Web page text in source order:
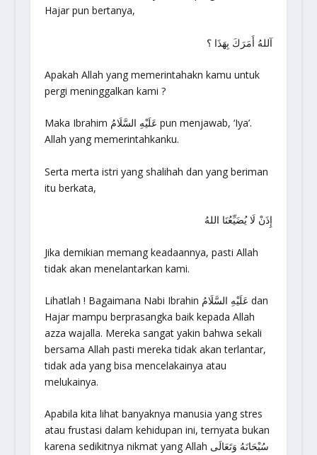
Hajar pun bertanya,
آللهُ أَمَرَكَ بِهَذَا ؟
Apakah Allah yang memerintahakn kamu untuk
pergi meninggalkan kami ?
Maka Ibrahim عَلَيْهِ السَّلَامُ pun menjawab, ‘Iya’.
Allah yang memerintahkanku.
Serta merta istri yang shalihah dan yang beriman
itu berkata,
إِذَنْ لَا يُضَيِّعُنَا اللهُ
Jika demikian memang keadaannya, pasti Allah
tidak akan menelantarkan kami.
Lihatlah ! Bagaimana Nabi Ibrahin عَلَيْهِ السَّلَامُ dan
Hajar mampu berprasangka baik kepada Allah
azza wajalla. Mereka sangat yakin bahwa sekali
bersama Allah pasti mereka tidak akan terlantar,
tidak ada yang bisa mencelakainya atau
melukainya.
Apabila kita lihat banyaknya manusia yang stres
atau frustasi dalam kehidupan ini, ternyata bukan
karena sedikitnya nikmat yang Allah سُبْحَانَهُ وَتَعَالَى